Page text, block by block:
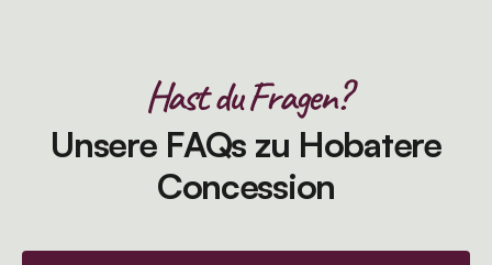
Hast du Fragen?
Unsere FAQs zu Hobatere
Concession